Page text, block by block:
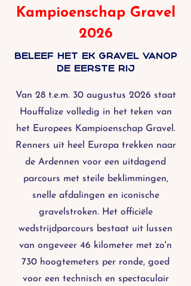
Kampioenschap Gravel
2026
Beleef het ek gravel vanop
de eerste rij
Van 28 t.e.m. 30 augustus 2026 staat
Houffalize volledig in het teken van
het Europees Kampioenschap Gravel.
Renners uit heel Europa trekken naar
de Ardennen voor een uitdagend
parcours met steile beklimmingen,
snelle afdalingen en iconische
gravelstroken. Het officiële
wedstrijdparcours bestaat uit lussen
van ongeveer 46 kilometer met zo'n
730 hoogtemeters per ronde, goed
voor een technisch en spectaculair